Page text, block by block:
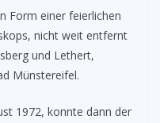
Form einer feierlichen
nicht weit entfernt
und Lethert,
Münstereifel.
1972, konnte dann der